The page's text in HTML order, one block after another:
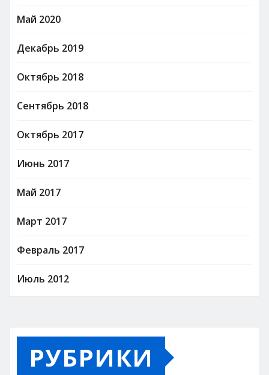
Май 2020
Декабрь 2019
Октябрь 2018
Сентябрь 2018
Октябрь 2017
Июнь 2017
Май 2017
Март 2017
Февраль 2017
Июль 2012
РУБРИКИ